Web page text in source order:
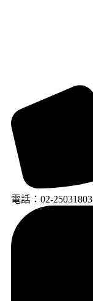
電話：02-25031803